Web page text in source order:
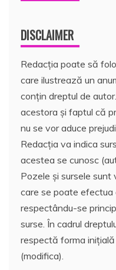
DISCLAIMER
Redacția poate să
care ilustrează un
conțin dreptul de
acestora și faptul că
nu se vor aduce
Redacția va indica
acestea se cunosc
Pozele și sursele sunt
care se poate efectua
respectându-se
surse. În cadrul
respectă forma
(modifica).